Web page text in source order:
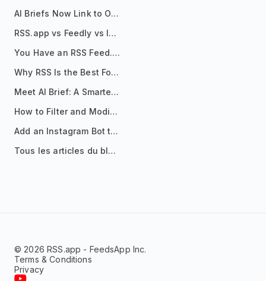
AI Briefs Now Link to Original Sources. Here's Why It Matters
RSS.app vs Feedly vs Inoreader: Which One Is Actually Right for You?
You Have an RSS Feed. Now What?
Why RSS Is the Best Format for AI Agents in 2026
Meet AI Brief: A Smarter Way to Stay on Top of Information
How to Filter and Modify RSS Feeds
Add an Instagram Bot to Your Telegram Channel, Group, or Topic
Tous les articles du blog
© 2026 RSS.app - FeedsApp Inc.
Terms & Conditions
Privacy